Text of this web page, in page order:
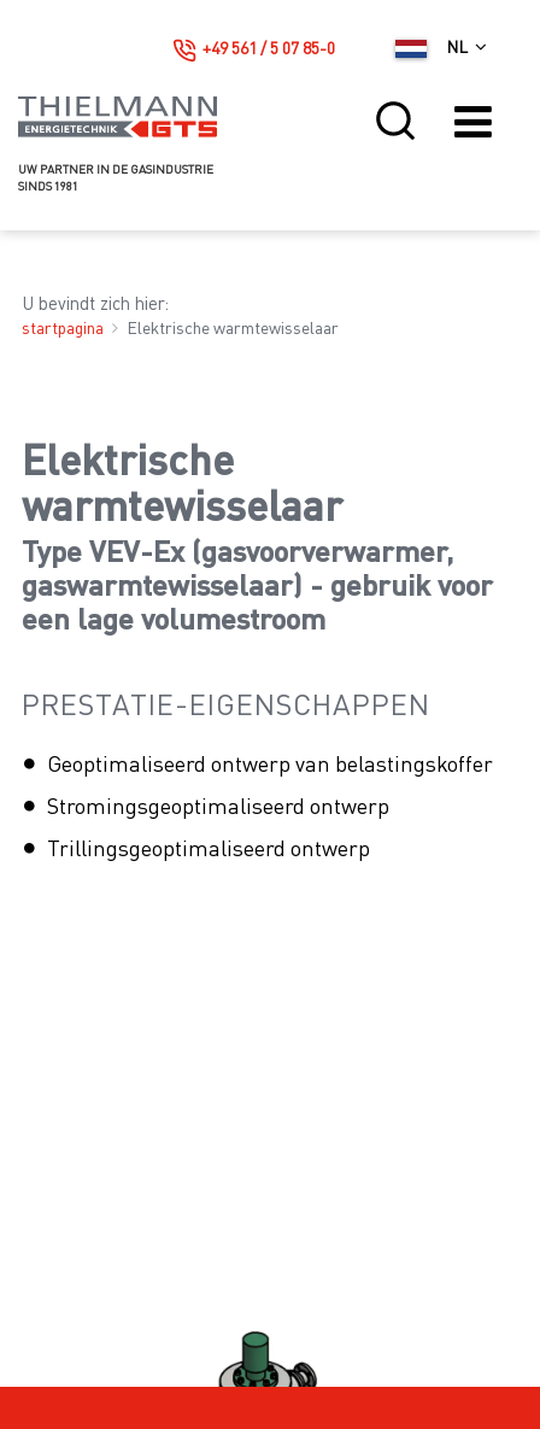
UW PARTNER IN DE GASINDUSTRIE
SINDS 1981
NL
+49 561 / 5 07 85-0
U bevindt zich hier:
startpagina Elektrische warmtewisselaar
Elektrische
warmtewisselaar
Type VEV-Ex (gasvoorverwarmer,
gaswarmtewisselaar) - gebruik voor
een lage volumestroom
PRESTATIE-EIGENSCHAPPEN
Geoptimaliseerd ontwerp van belastingskoffer
Stromingsgeoptimaliseerd ontwerp
Trillingsgeoptimaliseerd ontwerp